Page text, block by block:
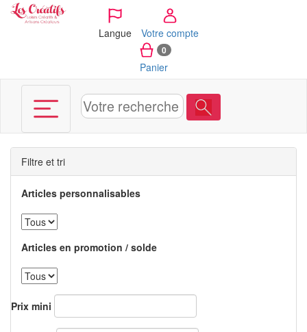
Langue Votre compte
0
Panier
Filtre et tri
Articles personnalisables
Articles en promotion / solde
Prix mini
Panneau de gestion des cookies